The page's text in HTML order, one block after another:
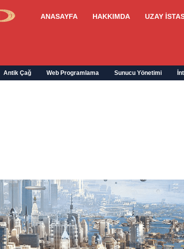
ANASAYFA HAKKIMDA UZAY
Antik Çağ Web Programlama Sunucu Yönetimi